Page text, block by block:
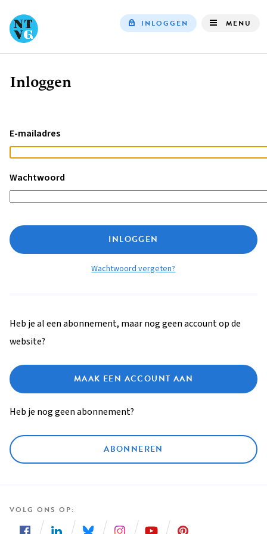
INLOGGEN MENU
Kruimelpad
Inloggen
E-mailadres
Wachtwoord
INLOGGEN
Wachtwoord vergeten?
Heb je al een abonnement, maar nog geen account op de
website?
MAAK EEN ACCOUNT AAN
Heb je nog geen abonnement?
ABONNEREN
VOLG ONS OP